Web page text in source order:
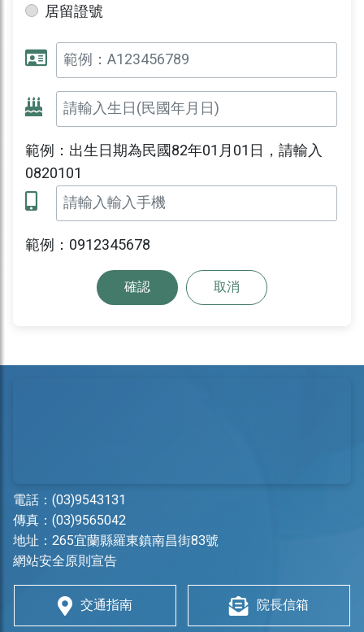
居留證號
範例：出生日期為民國82年01月01日，請輸入
0820101
範例：0912345678
確認 取消
電話： (03)9543131
傳真：(03)9565042
地址： 265宜蘭縣羅東鎮南昌街83號
網站安全原則宣告
交通指南 院長信箱